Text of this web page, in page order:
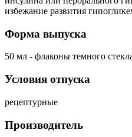
избежание развития
Форма выпуска
50 мл - флаконы темного
Условия отпуска
рецептурные
Производитель